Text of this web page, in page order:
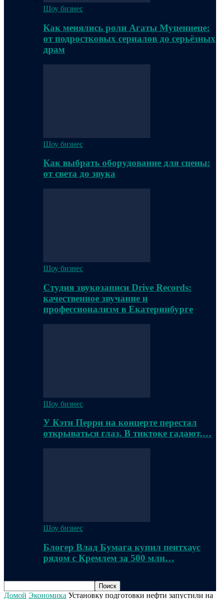
Шоу бизнес
Как менялись роли Агаты Муцениеце:
от подростковых сериалов до серьёзных
драм
Шоу бизнес
Как выбрать оборудование для сцены:
от света до звука
Шоу бизнес
Студия звукозаписи Drive Records:
качественное звучание и
профессионализм в Екатеринбурге
Шоу бизнес
У Кэти Перри на концерте перестал
открываться глаз. В тиктоке гадают,…
Шоу бизнес
Блогер Влад Бумага купил пентхаус
рядом с Кремлем за 500 млн…
Домой Экономика Установку подготовки нефти запустили на